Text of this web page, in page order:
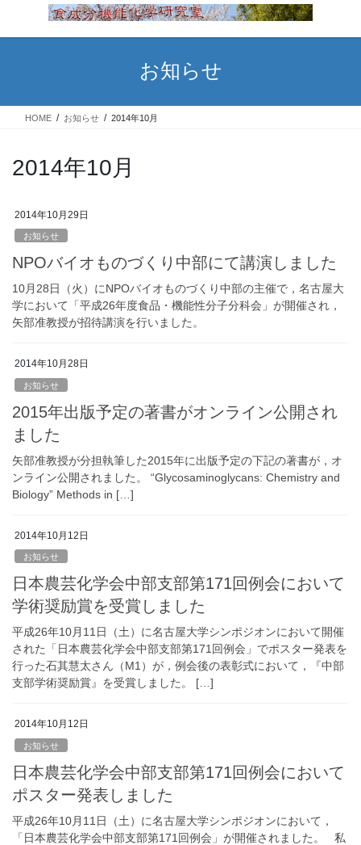
テ
ス
ゲ
ン
お知らせ
HOME お知らせ 2014年10月
2014年10月
2014年10月29日
お知らせ
NPOバイオものづくり中部にて講演しました
10月28日（火）にNPOバイオものづくり中部の主催で，名古屋大
学において「平成26年度食品・機能性分子分科会」が開催され，
矢部准教授が招待講演を行いました。
2014年10月28日
お知らせ
2015年出版予定の著書がオンライン公開され
ました
矢部准教授が分担執筆した2015年に出版予定の下記の著書が，オ
ンライン公開されました。 “Glycosaminoglycans: Chemistry and
Biology” Methods in […]
2014年10月12日
お知らせ
日本農芸化学会中部支部第171回例会において
学術奨励賞を受賞しました
平成26年10月11日（土）に名古屋大学シンポジオンにおいて開催
された「日本農芸化学会中部支部第171回例会」でポスター発表を
行った石其慧太さん（M1）が，例会後の表彰式において，『中部
支部学術奨励賞』を受賞しました。 […]
2014年10月12日
お知らせ
日本農芸化学会中部支部第171回例会において
ポスター発表しました
平成26年10月11日（土）に名古屋大学シンポジオンにおいて，
「日本農芸化学会中部支部第171回例会」が開催されました。 私